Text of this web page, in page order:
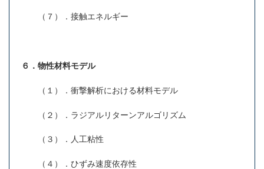
（７）．接触エネルギー
６．物性材料モデル
（１）．衝撃解析における材料モデル
（２）．ラジアルリターンアルゴリズム
（３）．人工粘性
（４）．ひずみ速度依存性